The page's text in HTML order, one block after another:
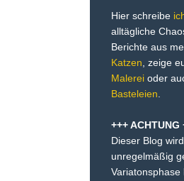
Hier schreibe
alltägliche
Berichte aus
Katzen , zeige
Malerei oder
Basteleien
+++ ACHTUNG
Dieser Blog
unregelmäßig